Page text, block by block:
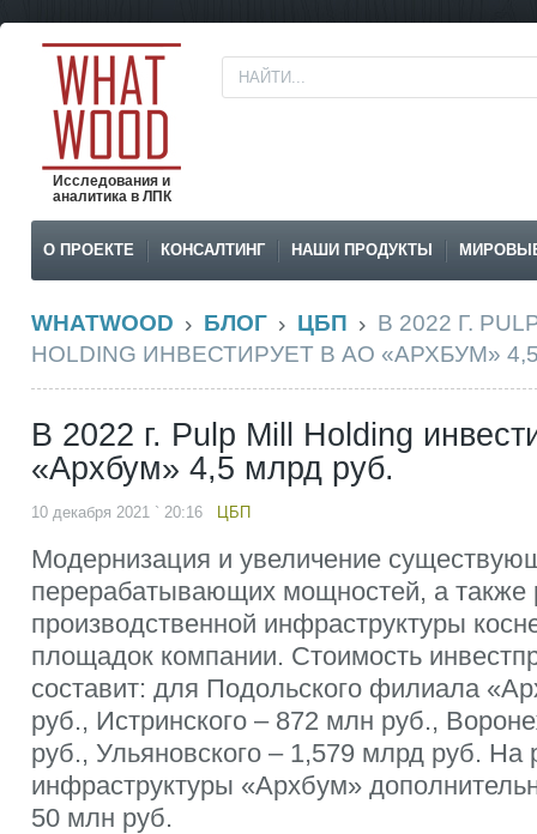
Исследования и
аналитика в ЛПК
О ПРОЕКТЕ КОНСАЛТИНГ НАШИ ПРОДУКТЫ
WHATWOOD БЛОГ ЦБП
В 2022 Г.
HOLDING ИНВЕСТИРУЕТ В АО «АРХБУМ»
В 2022 г. Pulp Mill Holding
«Архбум» 4,5 млрд руб.
10 декабря 2021 ` 20:16 ЦБП
Модернизация и увеличение
перерабатывающих мощностей, а также
производственной инфраструктуры
площадок компании. Стоимость
составит: для Подольского филиала
руб., Истринского – 872 млн руб.,
руб., Ульяновского – 1,579 млрд руб. На
инфраструктуры «Архбум»
50 млн руб.